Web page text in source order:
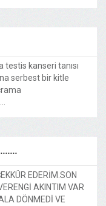
kanseri tanısı
serbest bir kitle
EDERİM.SON
AKINTIM VAR
DÖNMEDİ VE